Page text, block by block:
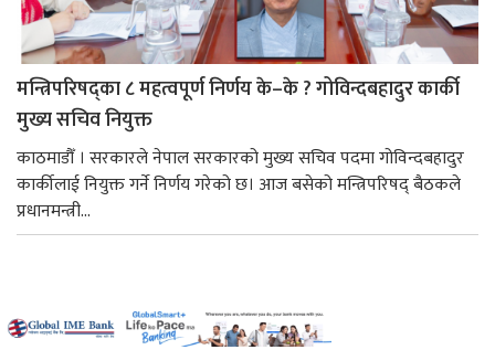
मन्त्रिपरिषद्का ८ महत्वपूर्ण निर्णय के–के ? गोविन्दबहादुर कार्की
मुख्य सचिव नियुक्त
काठमाडौँ । सरकारले नेपाल सरकारको मुख्य सचिव पदमा गोविन्दबहादुर
कार्कीलाई नियुक्त गर्ने निर्णय गरेको छ। आज बसेको मन्त्रिपरिषद् बैठकले
प्रधानमन्त्री...